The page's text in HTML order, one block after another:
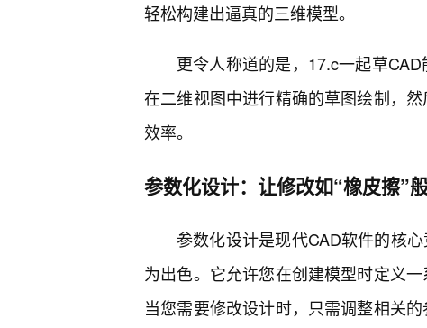
轻松构建出逼真的三维模型。
更令人称道的是，17.c一起草
在二维视图中进行精确的草图绘制，
效率。
参数化设计：让修改如“橡皮擦”般
参数化设计是现代CAD软件的核
为出色。它允许您在创建模型时定义
当您需要修改设计时，只需调整相关